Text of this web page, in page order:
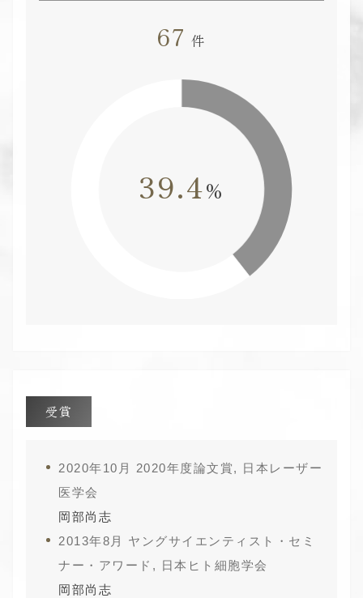
67 件
39.4%
受賞
2020年10月 2020年度論文賞, 日本レーザー
医学会
岡部尚志
2013年8月 ヤングサイエンティスト・セミ
ナー・アワード, 日本ヒト細胞学会
岡部尚志